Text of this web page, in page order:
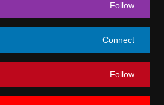
Follow
Connect
Follow